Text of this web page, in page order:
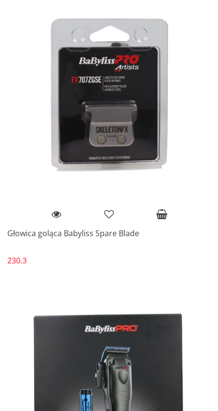
Głowica goląca Babyliss Spare Blade
230.3